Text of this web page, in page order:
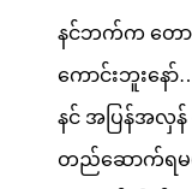
နင်ဘက်က တော
ကောင်းဘူးနေ
နင် အပြန်အလှ
တည်ဆောက်ရမ